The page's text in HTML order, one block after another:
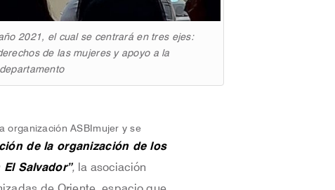
2021, el cual se centrará en tres ejes:
de las mujeres y apoyo a la
organización ASBImujer y se
de la organización de los
Salvador”, la asociación
de Oriente, espacio que